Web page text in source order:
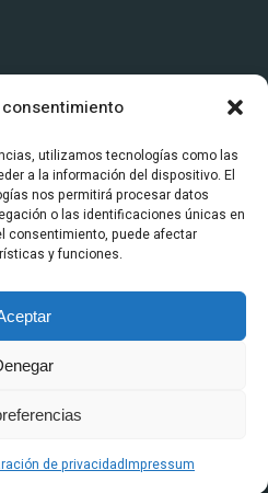
utilizamos tecnologías como las
a la información del dispositivo. El
nos permitirá procesar datos
o las identificaciones únicas en
consentimiento, puede afectar
y funciones.
de privacidadImpressum
del Ter, s/n, 17460 Celrà,